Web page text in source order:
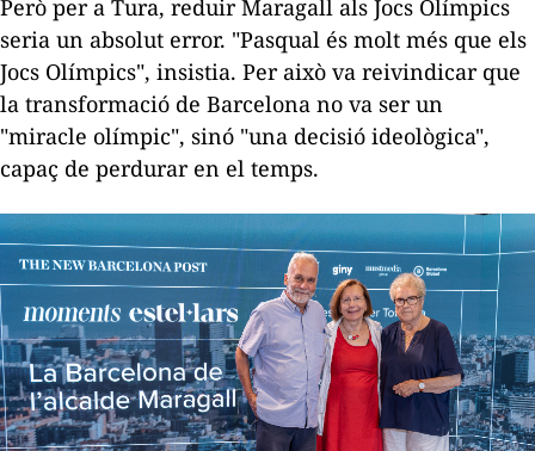
Però per a Tura, reduir Maragall als Jocs Olímpics
seria un absolut error. "Pasqual és molt més que els
Jocs Olímpics", insistia. Per això va reivindicar que
la transformació de Barcelona no va ser un
"miracle olímpic", sinó "una decisió ideològica",
capaç de perdurar en el temps.